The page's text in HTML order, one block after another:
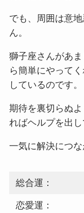
でも、周囲は意
ん。
獅子座さんがあ
ら簡単にやって
しているのです。
期待を裏切らぬ
ればヘルプを出し
一気に解決につな
総合運：
恋愛運：